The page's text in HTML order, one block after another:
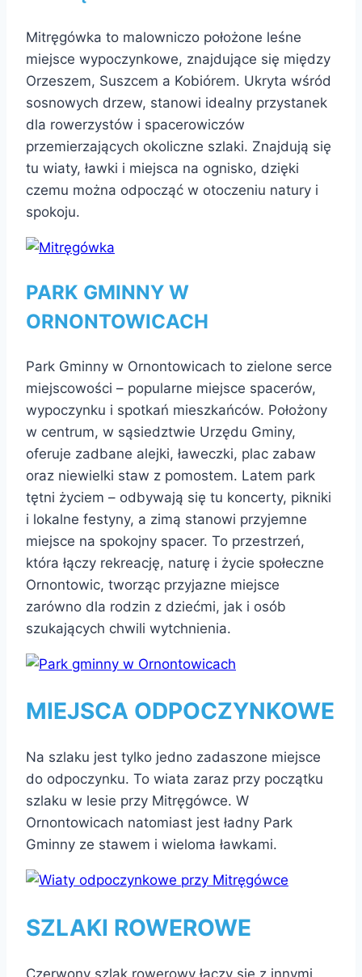
Mitręgówka to malowniczo położone leśne
miejsce wypoczynkowe, znajdujące się między
Orzeszem, Suszcem a Kobiórem. Ukryta wśród
sosnowych drzew, stanowi idealny przystanek
dla rowerzystów i spacerowiczów
przemierzających okoliczne szlaki. Znajdują się
tu wiaty, ławki i miejsca na ognisko, dzięki
czemu można odpocząć w otoczeniu natury i
spokoju.
PARK GMINNY W
ORNONTOWICACH
Park Gminny w Ornontowicach to zielone serce
miejscowości – popularne miejsce spacerów,
wypoczynku i spotkań mieszkańców. Położony
w centrum, w sąsiedztwie Urzędu Gminy,
oferuje zadbane alejki, ławeczki, plac zabaw
oraz niewielki staw z pomostem. Latem park
tętni życiem – odbywają się tu koncerty, pikniki
i lokalne festyny, a zimą stanowi przyjemne
miejsce na spokojny spacer. To przestrzeń,
która łączy rekreację, naturę i życie społeczne
Ornontowic, tworząc przyjazne miejsce
zarówno dla rodzin z dziećmi, jak i osób
szukających chwili wytchnienia.
MIEJSCA ODPOCZYNKOWE
Na szlaku jest tylko jedno zadaszone miejsce
do odpoczynku. To wiata zaraz przy początku
szlaku w lesie przy Mitręgówce. W
Ornontowicach natomiast jest ładny Park
Gminny ze stawem i wieloma ławkami.
SZLAKI ROWEROWE
Czerwony szlak rowerowy łączy się z innymi